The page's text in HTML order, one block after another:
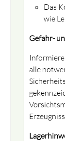
Das
wie
Gefahr-
alle